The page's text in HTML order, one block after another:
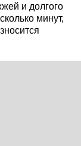
и долгого
минут,